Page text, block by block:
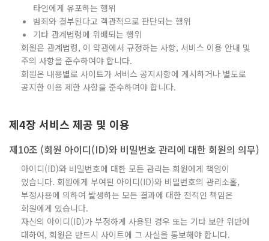
타인에게 유포하는 행위
범죄와 결부된다고 객관적으로 판단되는 행위
기타 관계법령에 위배되는 행위
회원은 관계법령, 이 약관에서 규정하는 사항, 서비스 이용 안내 및
주의 사항을 준수하여야 합니다.
회원은 내용별로 사이트가 서비스 공지사항에 게시하거나 별도로
공지한 이용 제한 사항을 준수하여야 합니다.
제4장 서비스 제공 및 이용
제10조 (회원 아이디(ID)와 비밀번호 관리에 대한 회원의 의무)
아이디(ID)와 비밀번호에 대한 모든 관리는 회원에게 책임이
있습니다. 회원에게 부여된 아이디(ID)와 비밀번호의 관리소홀,
부정사용에 의하여 발생하는 모든 결과에 대한 전적인 책임은
회원에게 있습니다.
자신의 아이디(ID)가 부정하게 사용된 경우 또는 기타 보안 위반에
대하여, 회원은 반드시 사이트에 그 사실을 통보해야 합니다.